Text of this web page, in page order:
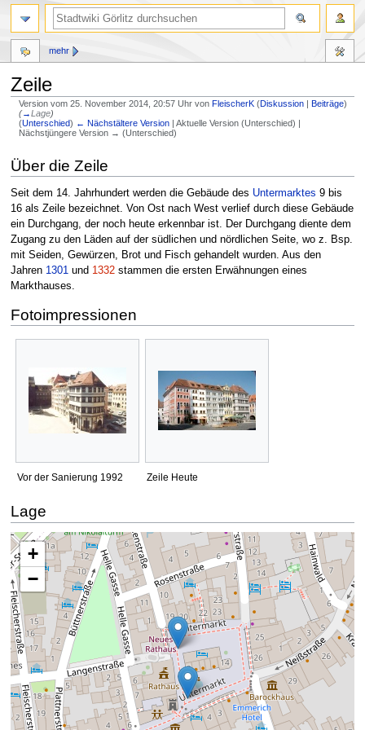
Zeile
Version vom 25. November 2014, 20:57 Uhr von FleischerK (Diskussion Beiträge)
(→Lage)
(Unterschied) ← Nächstältere Version | Aktuelle Version (Unterschied) |
Nächstjüngere Version → (Unterschied)
Zur
springen
Zur
springen
Über die Zeile
Seit dem 14. Jahrhundert werden die Gebäude des Untermarktes 9 bis
16 als Zeile bezeichnet. Von Ost nach West verlief durch diese Gebäude
ein Durchgang, der noch heute erkennbar ist. Der Durchgang diente dem
Zugang zu den Läden auf der südlichen und nördlichen Seite, wo z. Bsp.
mit Seiden, Gewürzen, Brot und Fisch gehandelt wurden. Aus den
Jahren 1301und 1332stammen die ersten Erwähnungen eines
Markthauses.
Fotoimpressionen
Vor der Sanierung 1992 Zeile Heute
Lage
Die Karte wird geladen …
+
−
mehr